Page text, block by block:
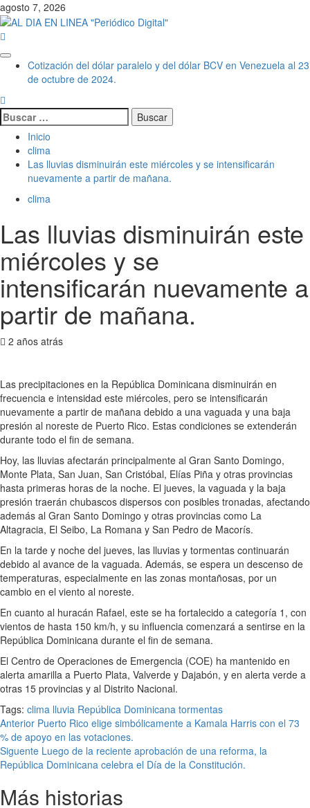
Saltar
al
contenido
agosto 7, 2026
Menú
principal
Cotización del dólar paralelo y del dólar BCV en Venezuela al 23
de octubre de 2024.
Buscar:
Inicio
clima
Las lluvias disminuirán este miércoles y se intensificarán
nuevamente a partir de mañana.
clima
Las lluvias disminuirán este
miércoles y se
intensificarán nuevamente a
partir de mañana.
2 años atrás
Las precipitaciones en la República Dominicana disminuirán en
frecuencia e intensidad este miércoles, pero se intensificarán
nuevamente a partir de mañana debido a una vaguada y una baja
presión al noreste de Puerto Rico. Estas condiciones se extenderán
durante todo el fin de semana.
Hoy, las lluvias afectarán principalmente al Gran Santo Domingo,
Monte Plata, San Juan, San Cristóbal, Elías Piña y otras provincias
hasta primeras horas de la noche. El jueves, la vaguada y la baja
presión traerán chubascos dispersos con posibles tronadas, afectando
además al Gran Santo Domingo y otras provincias como La
Altagracia, El Seibo, La Romana y San Pedro de Macorís.
En la tarde y noche del jueves, las lluvias y tormentas continuarán
debido al avance de la vaguada. Además, se espera un descenso de
temperaturas, especialmente en las zonas montañosas, por un
cambio en el viento al noreste.
En cuanto al huracán Rafael, este se ha fortalecido a categoría 1, con
vientos de hasta 150 km/h, y su influencia comenzará a sentirse en la
República Dominicana durante el fin de semana.
El Centro de Operaciones de Emergencia (COE) ha mantenido en
alerta amarilla a Puerto Plata, Valverde y Dajabón, y en alerta verde a
otras 15 provincias y al Distrito Nacional.
Tags: clima lluvia República Dominicana tormentas
Navegación
de
entradas
Anterior Puerto Rico elige simbólicamente a Kamala Harris con el 73
% de apoyo en las votaciones.
Siguente Luego de la reciente aprobación de una reforma, la
República Dominicana celebra el Día de la Constitución.
Más historias